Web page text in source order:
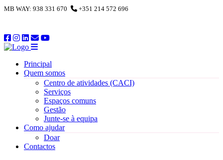
​MB WAY: 938 331 670 +351 214 572 696
Principal
Quem somos
Centro de atividades (CACI)
Serviços
Espaços comuns
Gestão
Junte-se à equipa
Como ajudar
Doar
Contactos